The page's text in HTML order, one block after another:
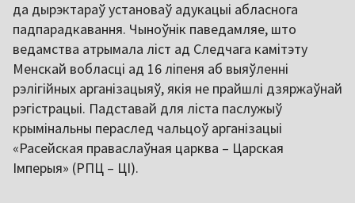
да дырэктараў установаў адукацыі абласнога
падпарадкавання. Чыноўнік паведамляе, што
ведамства атрымала ліст ад Следчага камітэту
Менскай вобласці ад 16 ліпеня аб выяўленні
рэлігійных арганізацыяў, якія не прайшлі дзяржаўнай
рэгістрацыі. Падставай для ліста паслужыў
крымінальны пераслед чальцоў арганізацыі
«Расейская праваслаўная царква – Царская
Імперыя» (РПЦ – ЦІ).